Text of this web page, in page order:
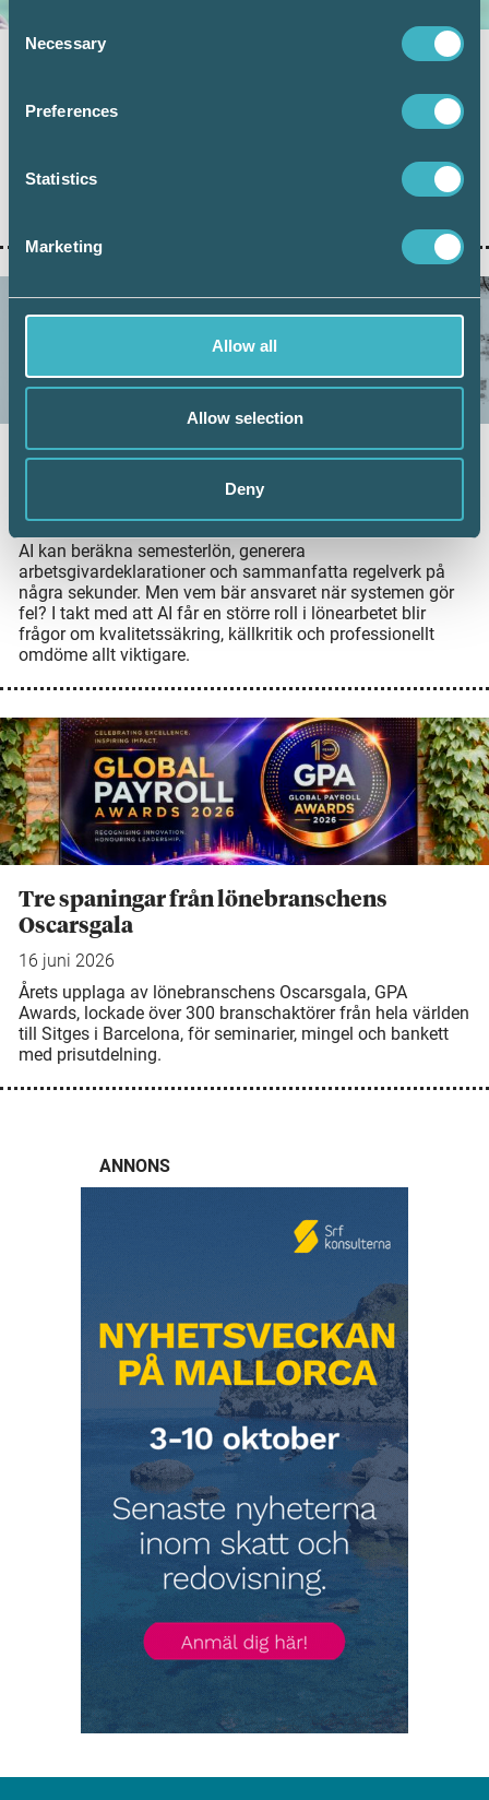
Consent
Selection
Necessary
Preferences
Statistics
Marketing
Allow all
Allow selection
Deny
Sjukskrivning och semester – vad gäller?
Semester och sjukskrivning är två områden som ofta
sommaren är det därför bra att fräscha upp kunskaperna
om vad som gäller när en anställd är sjukskriven samtidigt
AI kan effektivisera lönearbetet – vem
ansvarar när något blir fel?
16 juni 2026
AI kan beräkna semesterlön, generera
arbetsgivardeklarationer och sammanfatta regelverk på
några sekunder. Men vem bär ansvaret när systemen gör
fel? I takt med att AI får en större roll i lönearbetet blir
frågor om kvalitetssäkring, källkritik och professionellt
omdöme allt viktigare.
Tre spaningar från lönebranschens
Oscarsgala
16 juni 2026
Årets upplaga av lönebranschens Oscarsgala, GPA
Awards, lockade över 300 branschaktörer från hela världen
till Sitges i Barcelona, för seminarier, mingel och bankett
med prisutdelning.
ANNONS